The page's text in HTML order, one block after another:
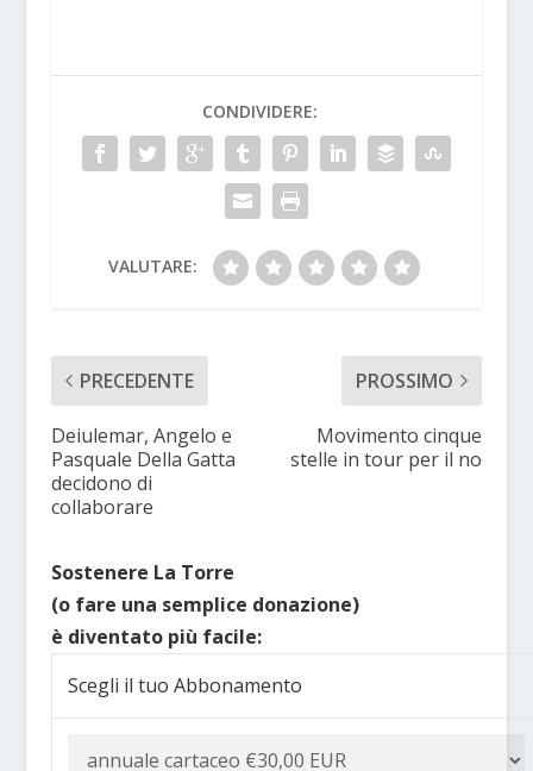
CONDIVIDERE:
VALUTARE:
PRECEDENTE
Deiulemar, Angelo e
Pasquale Della Gatta
decidono di
collaborare
PROSSIMO
Movimento cinque
stelle in tour per il no
Sostenere La Torre
(o fare una semplice donazione)
è diventato più facile:
Scegli il tuo Abbonamento